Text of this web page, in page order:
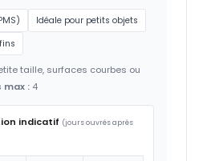
Idéale pour petits objets
taille, surfaces courbes ou
max : 4
indicatif (jours ouvrés après